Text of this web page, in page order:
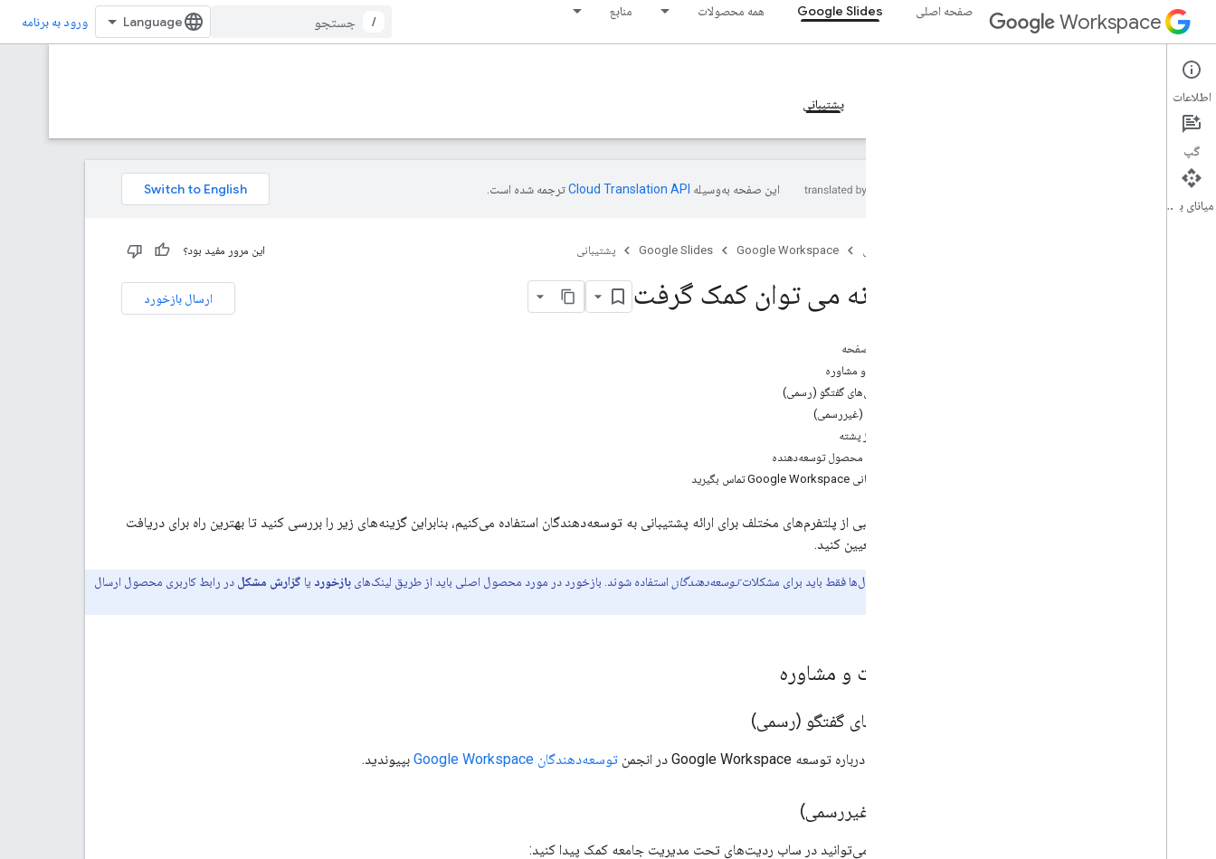
Workspace صفحه اصلی Google Slides همه محصولات منابع
/ ورود به برنامه
Google Slides
نمای کلی پشتیبانی
این صفحه به‌وسیله ترجمه شده است.
صفحه اصلی Google Workspace
Google Slides پشتیبانی این مرور مفید بود؟
ارسال بازخورد چگونه می توان کمک گرفت
در این صفحه
سوالات و مشاوره
انجمن‌های گفتگو (رسمی)
ردیت (غیررسمی)
سرریز پشته
بازخورد محصول توسعه‌دهنده
با پشتیبانی Google Workspace تماس بگیرید
ما از ترکیبی از پلتفرم‌های مختلف برای ارائه پشتیبانی به توسعه‌دهندگان استفاده می‌کنیم، بنابراین گزینه‌های زیر را بررسی کنید تا بهترین راه برای دریافت
کمک را تعیین کنید.
این کانال‌ها فقط باید برای مشکلاتتوسعه‌دهندگان استفاده شوند. بازخورد در مورد محصول اصلی باید از طریق لینک‌های بازخورد یا گزارش مشکل در رابط کاربری محصول ارسال
سوالات و مشاوره
انجمن‌های گفتگو (رسمی)
به گفتگو درباره توسعه Google Workspace در انجمن توسعه‌دهندگان Google Workspace بپیوندید.
ردیت (غیررسمی)
همچنین می‌توانید در ساب ردیت‌های تحت مدیریت جامعه کمک پیدا کنید:
اطلاعات
گپ
میانای برنامه‌سازی کاربردی